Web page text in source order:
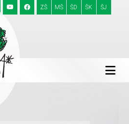
ZŠ MŠ ŠD ŠK ŠJ